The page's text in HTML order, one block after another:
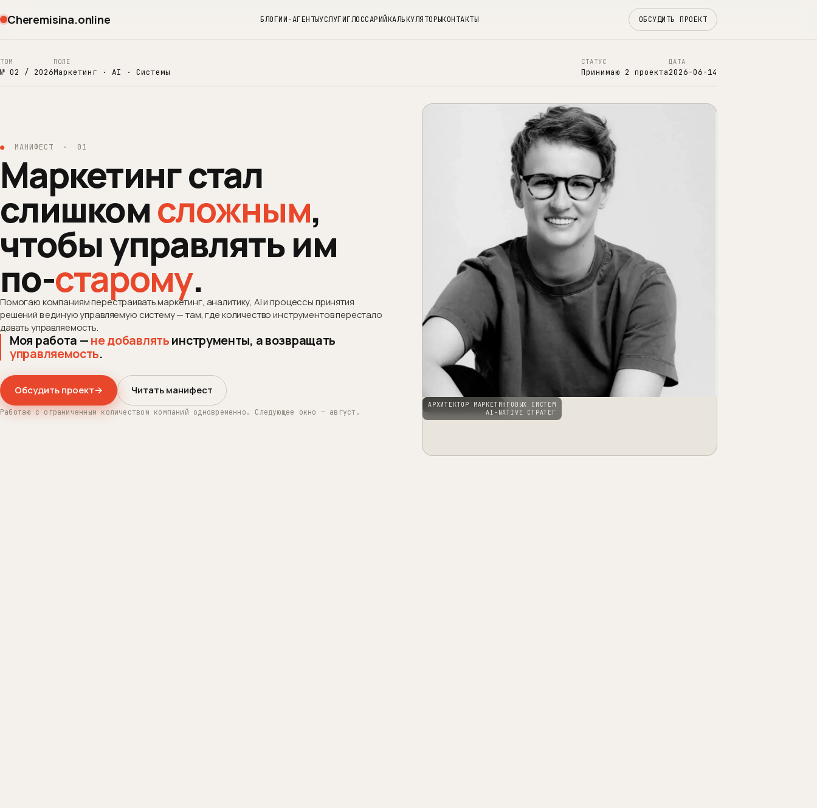
Cheremisina.online БЛОГИИ-АГЕНТЫУСЛУГИГЛОССАРИЙКАЛЬКУЛЯТОРЫКОНТАКТЫ ОБСУДИТЬ ПРОЕКТ
ТОМ
№ 02 / 2026
ПОЛЕ
Маркетинг · AI · Системы
СТАТУС
Принимаю 2 проекта
ДАТА
2026-06-14
●МАНИФЕСТ · 01
Маркетинг стал
слишкомсложным,
чтобы управлять им
по-старому.
Помогаю компаниям перестраивать маркетинг, аналитику, AI и процессы принятия
решений в единую управляемую систему — там, где количество инструментов перестало
давать управляемость.
Моя работа —не добавлятьинструменты, а возвращать
управляемость.
Обсудить проект→ Читать манифест
Работаю с ограниченным количеством компаний одновременно. Следующее окно — август.
ЛЮБОВЬ ЧЕРЕМИСИНА
АРХИТЕКТОР МАРКЕТИНГОВЫХ СИСТЕМ
AI-NATIVE СТРАТЕГ